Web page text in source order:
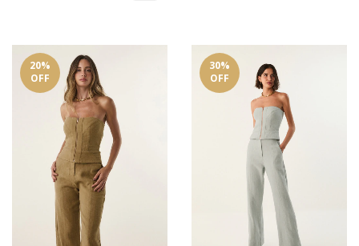
20%
OFF
30%
OFF